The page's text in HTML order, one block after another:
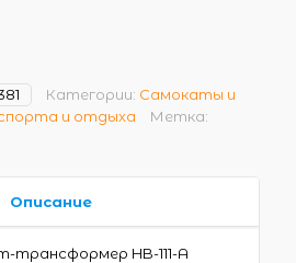
Категории: Самокаты и
и отдыха Метка:
Описание
трансформер HB-111-A